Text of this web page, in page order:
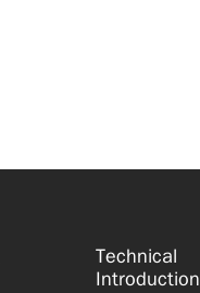
Technical
Introduction